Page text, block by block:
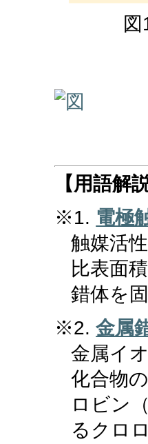
図
【用語解説
※1. 電極
触媒活
比表面
錯体を
※2.金属
金属イ
化合物
ロビン
るクロ